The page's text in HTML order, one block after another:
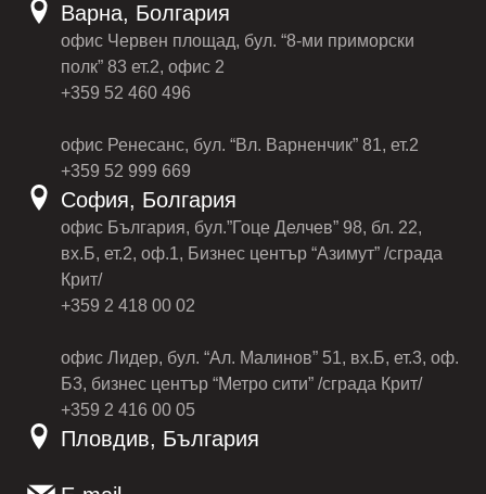
Варна, Болгария
офис Червен площад, бул. “8-ми приморски
полк” 83 ет.2, офис 2
+359 52 460 496
офис Ренесанс, бул. “Вл. Варненчик” 81, ет.2
+359 52 999 669
София, Болгария
офис България, бул.”Гоце Делчев” 98, бл. 22,
вх.Б, ет.2, оф.1, Бизнес център “Азимут” /сграда
Крит/
+359 2 418 00 02
офис Лидер, бул. “Ал. Малинов” 51, вх.Б, ет.3, оф.
Б3, бизнес център “Метро сити” /сграда Крит/
+359 2 416 00 05
Пловдив, България